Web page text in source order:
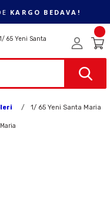
KARGO BEDAVA!
1/ 65 Yeni Santa Maria